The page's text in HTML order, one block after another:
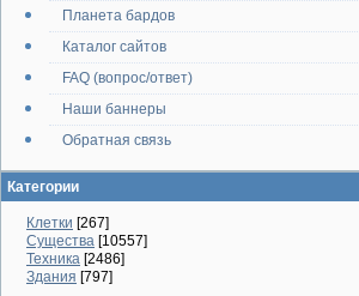
Планета бардов
Каталог сайтов
FAQ (вопрос/ответ)
Наши баннеры
Обратная связь
Категории
Клетки [267]
Существа [10557]
Техника [2486]
Здания [797]